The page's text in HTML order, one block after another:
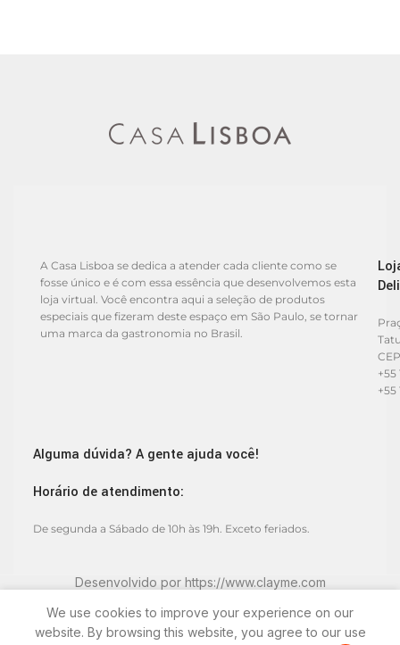
A Casa Lisboa se dedica a atender cada cliente como se
fosse único e é com essa essência que desenvolvemos esta
loja virtual. Você encontra aqui a seleção de produtos
especiais que fizeram deste espaço em São Paulo, se tornar
uma marca da gastronomia no Brasil.
+55
+55
Alguma dúvida? A gente ajuda você!
Horário de atendimento:
De segunda a Sábado de 10h às 19h. Exceto feriados.
Desenvolvido por https://www.clayme.com
We use cookies to improve your experience on our
website. By browsing this website, you agree to our use